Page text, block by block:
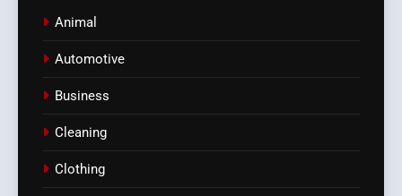
Animal
Automotive
Business
Cleaning
Clothing